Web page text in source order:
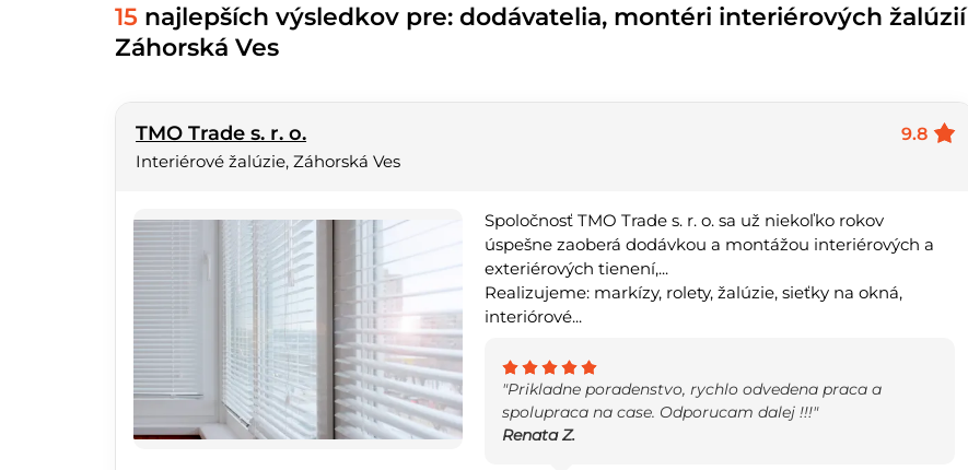
15 najlepších výsledkov pre: dodávatelia, montéri interiérových ​​žalúzií
Záhorská Ves
TMO Trade s. r. o.
9.8
Interiérové žalúzie, Záhorská Ves
Spoločnosť TMO Trade s. r. o. sa už niekoľko rokov
úspešne zaoberá dodávkou a montážou interiérových a
exteriérových tienení,...
Realizujeme: markízy, rolety, žalúzie, sieťky na okná,
interiórové...
"Prikladne poradenstvo, rychlo odvedena praca a
spolupraca na case. Odporucam dalej !!!"
Renata Z.